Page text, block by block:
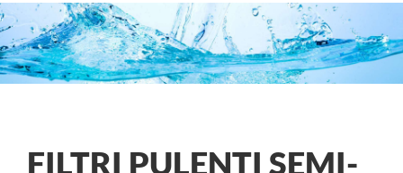
FILTRI PULENTI SEMI-